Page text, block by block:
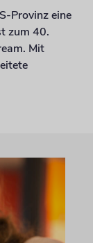
Provinz eine
zum 40.
Mit